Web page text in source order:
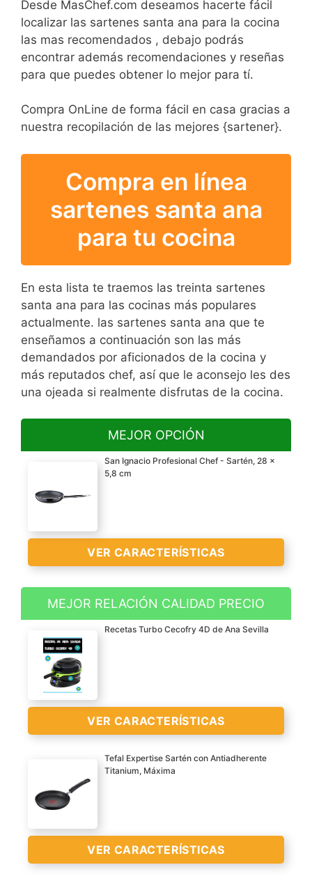
Desde MasChef.com deseamos hacerte fácil
localizar las sartenes santa ana para la cocina
las mas recomendados , debajo podrás
encontrar además recomendaciones y reseñas
para que puedes obtener lo mejor para tí.
Compra OnLine de forma fácil en casa gracias a
nuestra recopilación de las mejores {sartener}.
Compra en línea
sartenes santa ana
para tu cocina
En esta lista te traemos las treinta sartenes
santa ana para las cocinas más populares
actualmente. las sartenes santa ana que te
enseñamos a continuación son las más
demandados por aficionados de la cocina y
más reputados chef, así que le aconsejo les des
una ojeada si realmente disfrutas de la cocina.
MEJOR OPCIÓN
San Ignacio Profesional Chef - Sartén, 28 x
5,8 cm
VER CARACTERÍSTICAS
VER
MEJOR RELACIÓN CALIDAD PRECIO
Recetas Turbo Cecofry 4D de Ana Sevilla
VER CARACTERÍSTICAS
Tefal Expertise Sartén con Antiadherente
Titanium, Máxima
VER CARACTERÍSTICAS